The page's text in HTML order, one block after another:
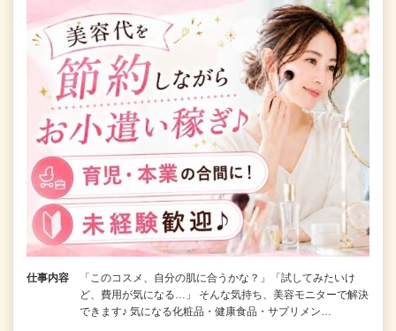
仕事内容
「このコスメ、自分の肌に合うかな？」「試してみたいけ
ど、費用が気になる…」 そんな気持ち、美容モニターで解決
できます♪ 気になる化粧品・健康食品・サプリメン…